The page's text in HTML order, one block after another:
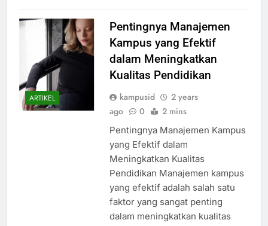
ARTIKEL
Pentingnya Manajemen
Kampus yang Efektif
dalam Meningkatkan
Kualitas Pendidikan
kampusid
2 years
ago
0 2 mins
Pentingnya Manajemen Kampus
yang Efektif dalam
Meningkatkan Kualitas
Pendidikan Manajemen kampus
yang efektif adalah salah satu
faktor yang sangat penting
dalam meningkatkan kualitas